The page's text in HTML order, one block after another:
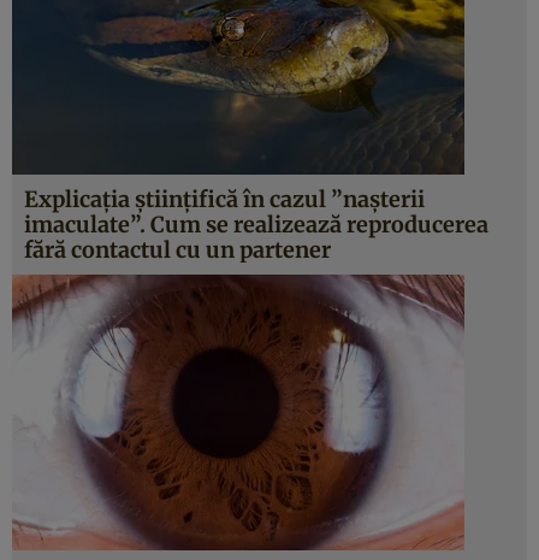
Explicaţia ştiinţifică în cazul ”naşterii
imaculate”. Cum se realizează reproducerea
fără contactul cu un partener